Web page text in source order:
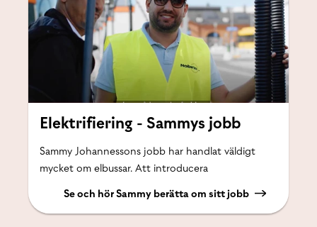
Elektrifiering - Sammys jobb
Sammy Johannessons jobb har handlat väldigt
mycket om elbussar. Att introducera
Se och hör Sammy berätta om sitt jobb